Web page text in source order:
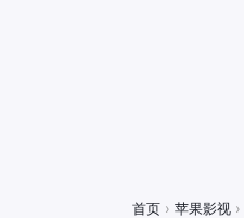
首页 › 苹果影视 ›